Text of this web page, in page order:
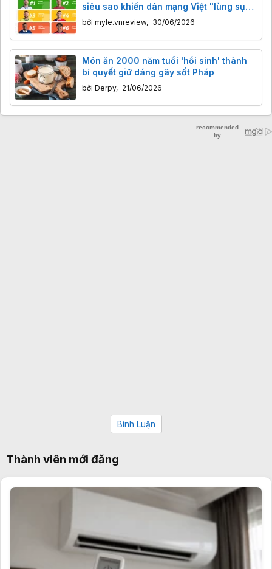
siêu sao khiến dân mạng Việt "lùng sục"
nhiều nhất World Cup 2026
bởi myle.vnreview, 30/06/2026
Món ăn 2000 năm tuổi 'hồi sinh' thành
bí quyết giữ dáng gây sốt Pháp
bởi Derpy, 21/06/2026
Bình Luận
Thành viên mới đăng